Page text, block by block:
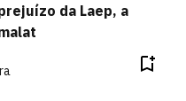
da Laep, a